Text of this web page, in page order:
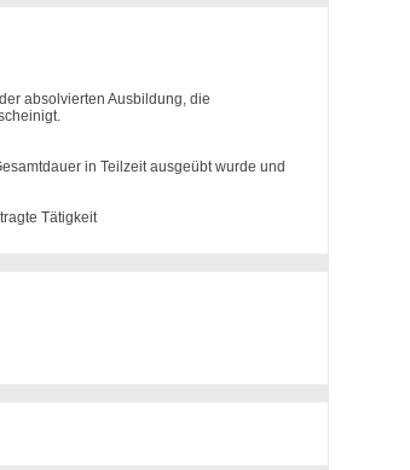
absolvierten Ausbildung, die
in Teilzeit ausgeübt wurde und
Tätigkeit